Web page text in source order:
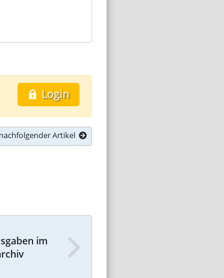
Login
nachfolgender Artikel
im